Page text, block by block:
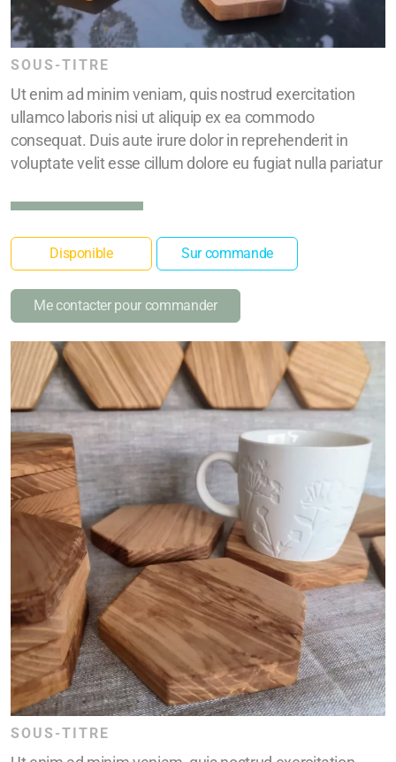
SOUS-TITRE
Ut enim ad minim veniam, quis nostrud exercitation
ullamco laboris nisi ut aliquip ex ea commodo
consequat. Duis aute irure dolor in reprehenderit in
voluptate velit esse cillum dolore eu fugiat nulla pariatur
Disponible Sur commande
Me contacter pour commander
SOUS-TITRE